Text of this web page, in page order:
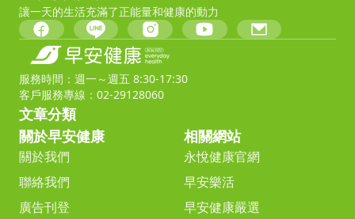
讓一天的生活充滿了正能量和健康的動力
服務時間：週一～週五 8:30-17:30
客戶服務專線：02-29128060
文章分類
關於早安健康
關於我們
聯絡我們
廣告刊登
相關網站
永悅健康官網
早安樂活
早安健康嚴選